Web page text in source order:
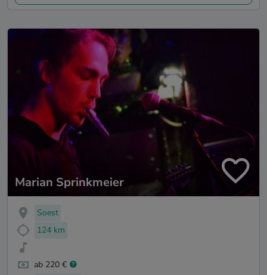
Marian Sprinkmeier
Soest
124 km
ab 220 €